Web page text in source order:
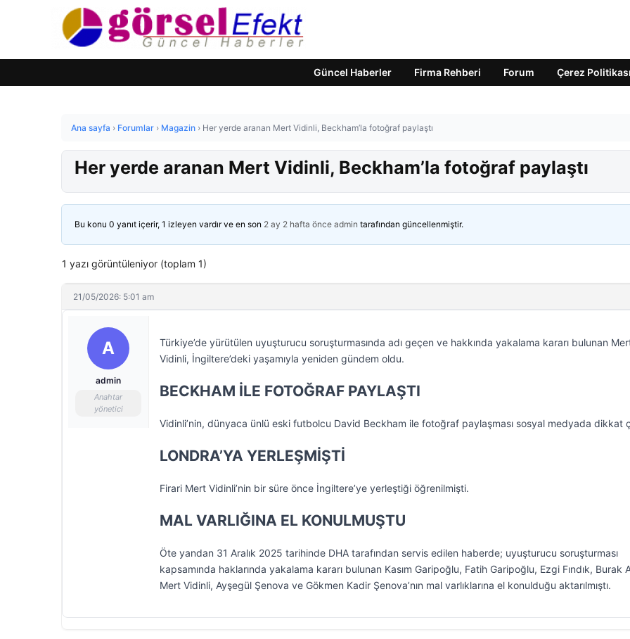
Güncel Haberler Firma Rehberi Forum Çerez Politikası
Ana sayfa › Forumlar › Magazin › Her yerde aranan Mert Vidinli, Beckham’la fotoğraf paylaştı
Her yerde aranan Mert Vidinli, Beckham’la fotoğraf paylaştı
Bu konu 0 yanıt içerir, 1 izleyen vardır ve en son 2 ay 2 hafta önce admin tarafından güncellenmiştir.
1 yazı görüntüleniyor (toplam 1)
21/05/2026: 5:01 am
A
admin
Anahtar
yönetici
Türkiye’de yürütülen uyuşturucu soruşturmasında adı geçen ve hakkında yakalama kararı bulunan
Vidinli, İngiltere’deki yaşamıyla yeniden gündem oldu.
BECKHAM İLE FOTOĞRAF PAYLAŞTI
Vidinli’nin, dünyaca ünlü eski futbolcu David Beckham ile fotoğraf paylaşması sosyal medyada dikkat
LONDRA’YA YERLEŞMİŞTİ
Firari Mert Vidinli’nin bir süre önce İngiltere’ye yerleştiği öğrenilmişti.
MAL VARLIĞINA EL KONULMUŞTU
Öte yandan 31 Aralık 2025 tarihinde DHA tarafından servis edilen haberde; uyuşturucu soruşturması
kapsamında haklarında yakalama kararı bulunan Kasım Garipoğlu, Fatih Garipoğlu, Ezgi Fındık, Burak
Mert Vidinli, Ayşegül Şenova ve Gökmen Kadir Şenova’nın mal varlıklarına el konulduğu aktarılmıştı.